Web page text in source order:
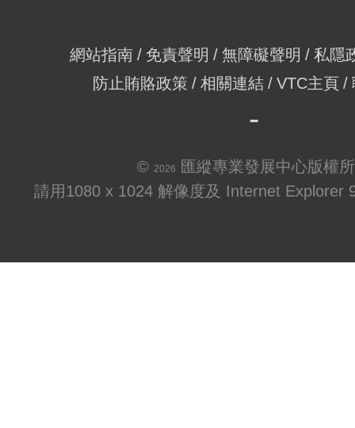
網站指南 免責聲明 無障礙聲明
私隱
防止賄賂政策
相關連結 VTC主頁
© 2026
匯縱專業發展中心版權
請用1080 x 1024 解像度及 Internet Explorer